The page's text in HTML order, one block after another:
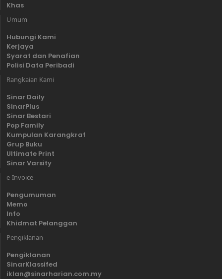
Khas
Umum
Hubungi Kami
Kerjaya
Syarat dan Penafian
Polisi Data Peribadi
Rangkaian Kami
Sinar Daily
SinarPlus
Sinar Bestari
Pop Family
Kumpulan Karangkraf
Grup Buku
Ultimate Print
Sinar Varsity
e-Invoice
Pengumuman
Memo
Info
Khidmat Pelanggan
Pengiklanan
Pengiklanan
SinarKlassifed
iklan@sinarharian.com.my